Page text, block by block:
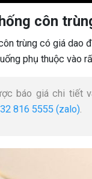
côn
trùng có giá dao
phụ thuộc vào
báo giá chi tiết
816 5555 (zalo).